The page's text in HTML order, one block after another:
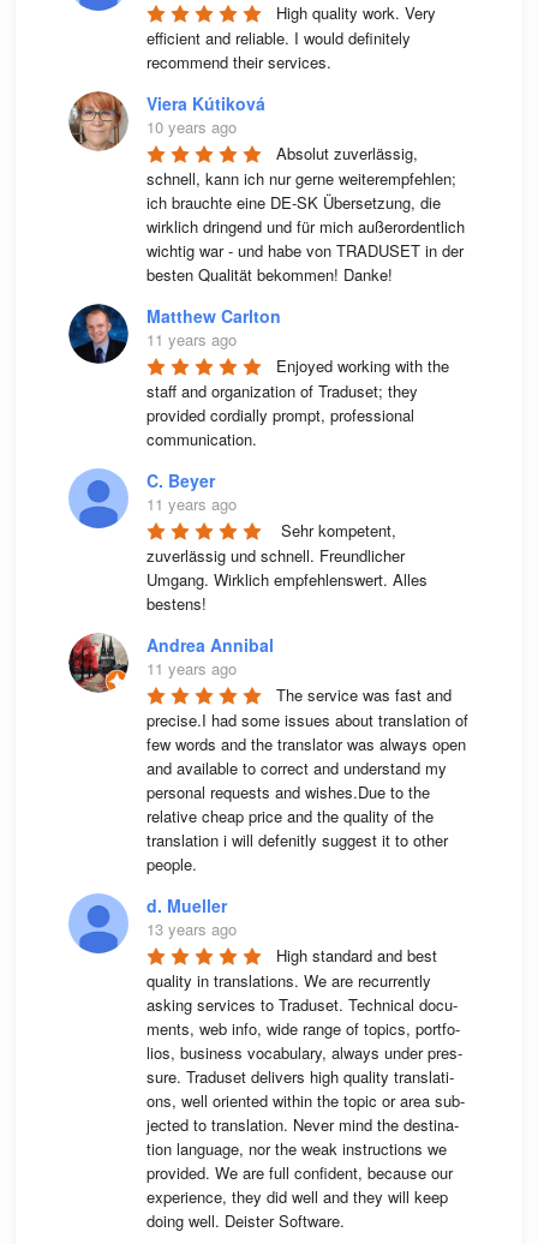
High quality work. Very
efficient and reliable. I would definitely
recommend their services.
Viera Kútiková
10 years ago
Absolut zuverlässig,
schnell, kann ich nur gerne weiterempfehlen;
ich brauchte eine DE-SK Übersetzung, die
wirklich dringend und für mich außerordentlich
wichtig war - und habe von TRADUSET in der
besten Qualität bekommen! Danke!
Matthew Carlton
11 years ago
Enjoyed working with the
staff and organization of Traduset; they
provided cordially prompt, professional
communication.
C. Beyer
11 years ago
Sehr kompetent,
zuverlässig und schnell. Freundlicher
Umgang. Wirklich empfehlenswert. Alles
bestens!
Andrea Annibal
11 years ago
The service was fast and
precise.I had some issues about translation of
few words and the translator was always open
and available to correct and understand my
personal requests and wishes.Due to the
relative cheap price and the quality of the
translation i will defenitly suggest it to other
people.
d. Mueller
13 years ago
High stan­dard and best
qua­lity in trans­la­ti­ons. We are recur­rently
asking ser­vices to Tra­du­set. Tech­ni­cal docu­
ments, web info, wide range of topics, port­fo­
lios, busi­ness voca­bu­lary, always under pres­
sure. Tra­du­set deli­vers high qua­lity trans­la­ti­
ons, well ori­en­ted wit­hin the topic or area sub­
jec­ted to trans­la­tion. Never mind the desti­na­
tion lan­guage, nor the weak instruc­tions we
pro­vi­ded. We are full con­fi­dent, because our
expe­ri­ence, they did well and they will keep
doing well. Deis­ter Software.